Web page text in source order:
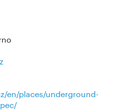
en/places/underground-